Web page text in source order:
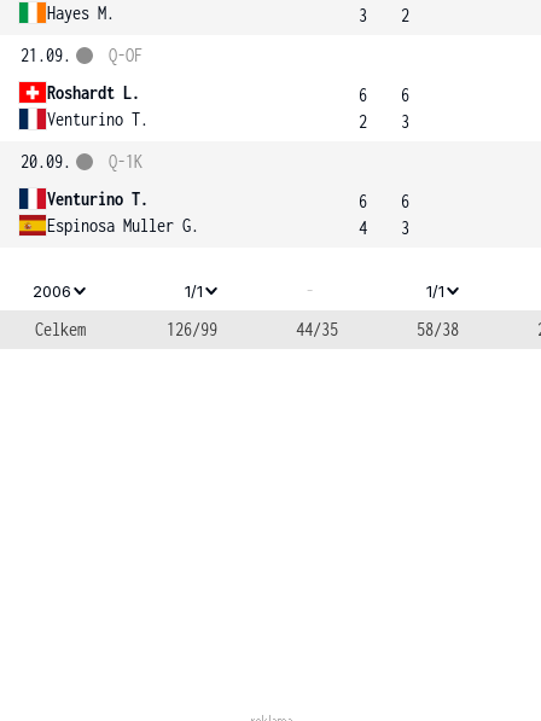
Hayes M.
3
2
21.09.
Roshardt L.
Venturino T.
Q-OF
6
2
6
3
20.09.
Venturino T.
Espinosa Muller G.
Q-1K
6
4
6
3
2006 1/1 - 1/1
Celkem 126/99 44/35 58/38